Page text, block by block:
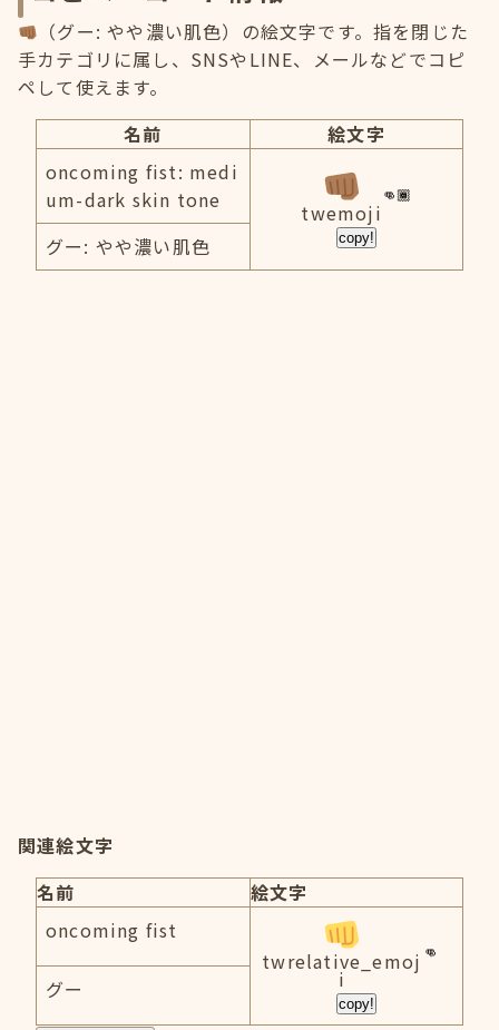
（グー: やや濃い肌色）の絵文字です。指を閉じた
手カテゴリに属し、SNSやLINE、メールなどでコピ
ペして使えます。
名前
絵文字
oncoming fist: medi
um-dark skin tone
twemoji
copy!
グー: やや濃い肌色
関連絵文字
名前
絵文字
oncoming fist
twrelative_emoj
i
copy!
グー